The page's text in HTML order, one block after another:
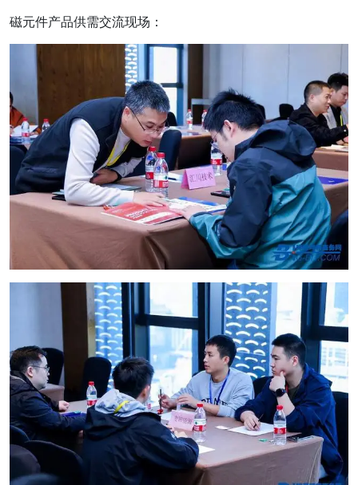
磁元件产品供需交流现场：